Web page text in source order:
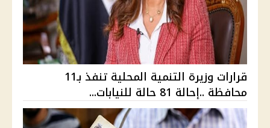
قرارات وزيرة التنمية المحلية تنفذ بـ11
محافظة ..إحالة 81 حالة للنيابات...